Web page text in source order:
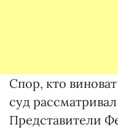
Спор, кто
суд
Представители